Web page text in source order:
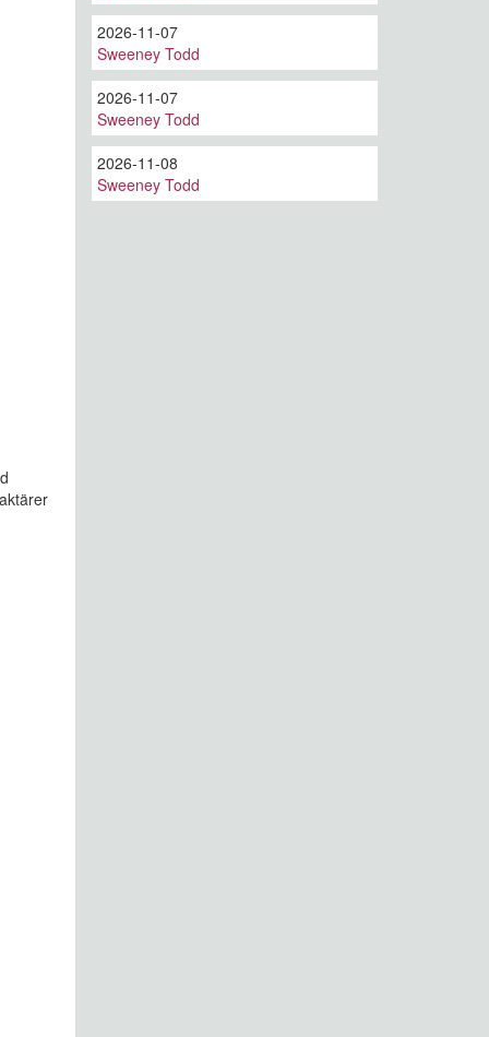
2026-11-07
Sweeney Todd
2026-11-07
Sweeney Todd
2026-11-08
Sweeney Todd